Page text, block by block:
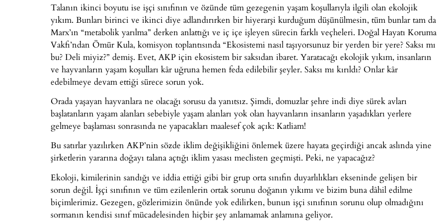
Talanın ikinci boyutu ise işçi sınıfının ve özünde tüm gezegenin yaşam koşullarıyla ilgili olan ekolojik
yıkım. Bunları birinci ve ikinci diye adlandırırken bir hiyerarşi kurduğum düşünülmesin, tüm bunlar tam da
Marx’ın “metabolik yarılma” derken anlattığı ve iç içe işleyen sürecin farklı veçheleri. Doğal Hayatı Koruma
Vakfı’ndan Ömür Kula, komisyon toplantısında “Ekosistemi nasıl taşıyorsunuz bir yerden bir yere? Saksı mı
bu? Deli miyiz?” demiş. Evet, AKP için ekosistem bir saksıdan ibaret. Yaratacağı ekolojik yıkım, insanların
ve hayvanların yaşam koşulları kâr uğruna hemen feda edilebilir şeyler. Saksı mı kırıldı? Onlar kâr
edebilmeye devam ettiği sürece sorun yok.
Orada yaşayan hayvanlara ne olacağı sorusu da yanıtsız. Şimdi, domuzlar şehre indi diye sürek avları
başlatanların yaşam alanları sebebiyle yaşam alanları yok olan hayvanların insanların yaşadıkları yerlere
gelmeye başlaması sonrasında ne yapacakları maalesef çok açık: Katliam!
Bu satırlar yazılırken AKP’nin sözde iklim değişikliğini önlemek üzere hayata geçirdiği ancak aslında yine
şirketlerin yararına doğayı talana açtığı iklim yasası meclisten geçmişti. Peki, ne yapacağız?
Ekoloji, kimilerinin sandığı ve iddia ettiği gibi bir grup orta sınıfın duyarlılıkları ekseninde gelişen bir
sorun değil. İşçi sınıfının ve tüm ezilenlerin ortak sorunu doğanın yıkımı ve bizim buna dâhil edilme
biçimlerimiz. Gezegen, gözlerimizin önünde yok edilirken, bunun işçi sınıfının sorunu olup olmadığını
sormanın kendisi sınıf mücadelesinden hiçbir şey anlamamak anlamına geliyor.